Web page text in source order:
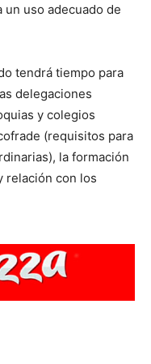
uso adecuado de
tendrá tiempo para
delegaciones
y colegios
(requisitos para
la formación
relación con los